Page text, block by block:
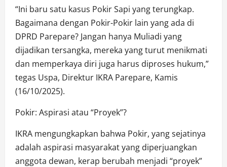
“Ini baru satu kasus Pokir Sapi yang terungkap.
Bagaimana dengan Pokir-Pokir lain yang ada di
DPRD Parepare? Jangan hanya Muliadi yang
dijadikan tersangka, mereka yang turut menikmati
dan memperkaya diri juga harus diproses hukum,”
tegas Uspa, Direktur IKRA Parepare, Kamis
(16/10/2025).
Pokir: Aspirasi atau “Proyek”?
IKRA mengungkapkan bahwa Pokir, yang sejatinya
adalah aspirasi masyarakat yang diperjuangkan
anggota dewan, kerap berubah menjadi “proyek”